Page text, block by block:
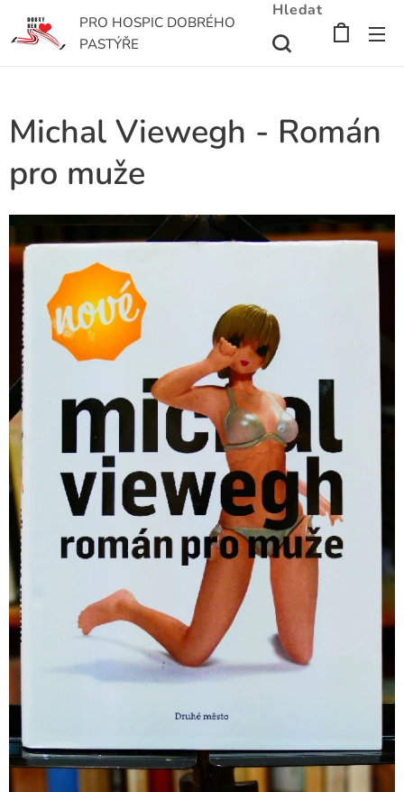
PRO HOSPIC DOBRÉHO
PASTÝŘE
Hledat
Michal Viewegh - Román
pro muže